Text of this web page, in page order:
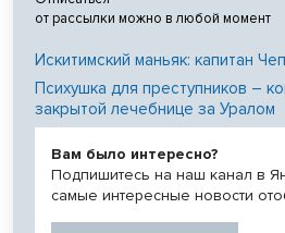
от рассылки можно в любой момент
Искитимский маньяк: капитан
Психушка для преступников –
закрытой лечебнице за Уралом
Вам было интересно?
Подпишитесь на наш канал в
самые интересные новости